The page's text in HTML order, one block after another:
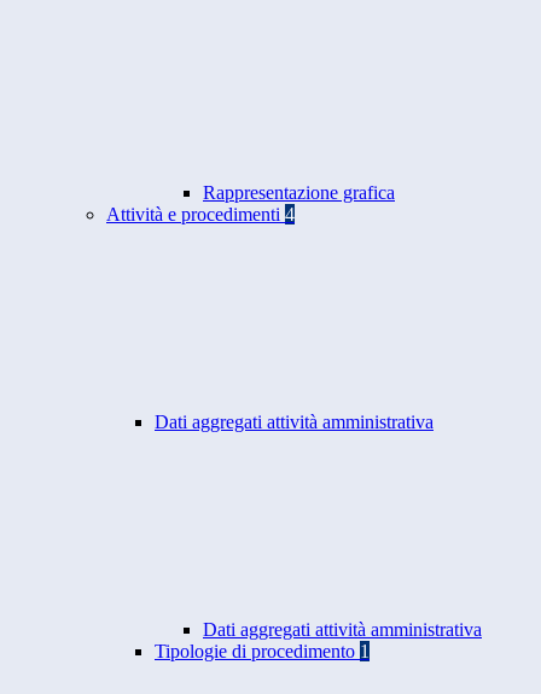
Rappresentazione grafica
Attività e procedimenti 4
Dati aggregati attività amministrativa
Dati aggregati attività amministrativa
Tipologie di procedimento 1